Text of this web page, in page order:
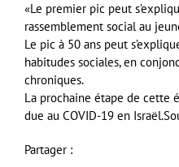
«Le premier pic peut
rassemblement social au
Le pic à 50 ans peut
habitudes sociales, en
chroniques.
La prochaine étape de cette
due au COVID-19 en
Partager :